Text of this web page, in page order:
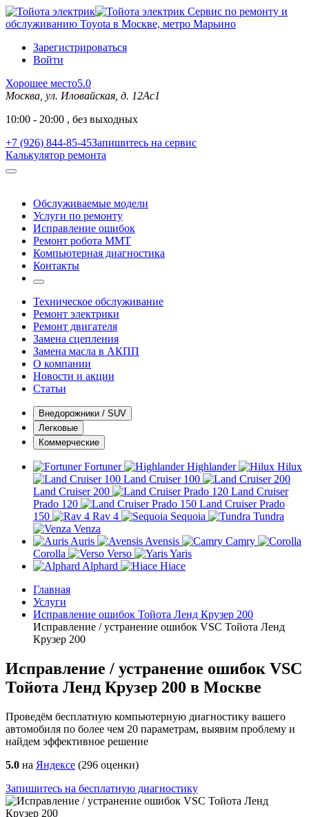
Сервис по ремонту и
обслуживанию Toyota в Москве, метро Марьино
Зарегистрироваться
Войти
Хорошее место5.0
Москва, ул. Иловайская, д. 12Ас1
10:00 - 20:00 , без выходных
+7 (926) 844-85-45Запишитесь на сервис
Калькулятор ремонта
Обслуживаемые модели
Услуги по ремонту
Исправление ошибок
Ремонт робота MMT
Компьютерная диагностика
Контакты
Техническое обслуживание
Ремонт электрики
Ремонт двигателя
Замена сцепления
Замена масла в АКПП
О компании
Новости и акции
Статьи
Внедорожники / SUV
Легковые
Коммерческие
Fortuner Highlander
Hilux
Land Cruiser 100
Land Cruiser 200
Land Cruiser
Prado 120
Land Cruiser Prado
150
Rav 4 Sequoia
Tundra
Venza
Auris
Avensis
Camry
Corolla
Verso
Yaris
Alphard
Hiace
Главная
Услуги
Исправление ошибок Тойота Ленд Крузер 200
Исправление / устранение ошибок VSC Тойота Ленд
Крузер 200
Исправление / устранение ошибок VSC
Тойота Ленд Крузер 200 в Москве
Проведём бесплатную компьютерную диагностику вашего
автомобиля по более чем 20 параметрам, выявим проблему и
найдем эффективное решение
5.0 на Яндексе (296 оценки)
Запишитесь на бесплатную диагностику